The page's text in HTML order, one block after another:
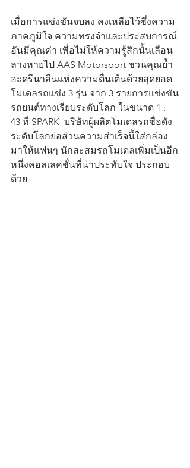
เมื่อการแข่งขันจบลง คงเหลือไว้ซึ่งความ
ภาคภูมิใจ ความทรงจำและประสบการณ์
อันมีคุณค่า เพื่อไม่ให้ความรู้สึกนั้นเลือน
ลางหายไป AAS Motorsport ชวนคุณย้ำ
อะดรีนาลีนแห่งความตื่นเต้นด้วยสุดยอด
โมเดลรถแข่ง 3 รุ่น จาก 3 รายการแข่งขัน
รถยนต์ทางเรียบระดับโลก ในขนาด 1 :
43 ที่ SPARK  บริษัทผู้ผลิตโมเดลรถชื่อดัง
ระดับโลกย่อส่วนความสำเร็จนี้ใส่กล่อง
มาให้แฟนๆ นักสะสมรถโมเดลเพิ่มเป็นอีก
หนึ่งคอลเลคชั่นที่น่าประทับใจ ประกอบ
ด้วย